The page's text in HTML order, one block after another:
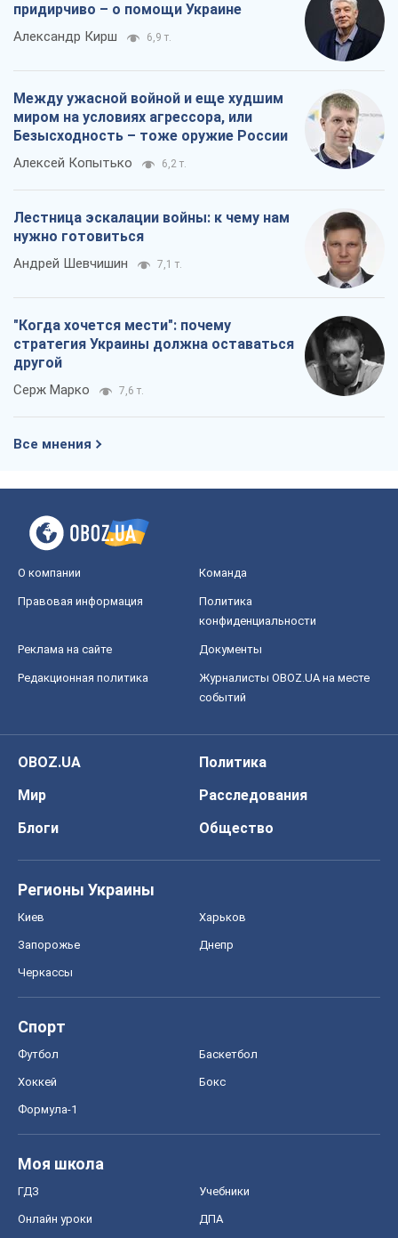
придирчиво – о помощи Украине
Александр Кирш 6,9 т.
Между ужасной войной и еще худшим
миром на условиях агрессора, или
Безысходность – тоже оружие России
Алексей Копытько 6,2 т.
Лестница эскалации войны: к чему нам
нужно готовиться
Андрей Шевчишин 7,1 т.
"Когда хочется мести": почему
стратегия Украины должна оставаться
другой
Серж Марко 7,6 т.
Все мнения
О компании Команда
Правовая информация
Политика
конфиденциальности
Реклама на сайте Документы
Редакционная политика
Журналисты OBOZ.UA на месте
событий
OBOZ.UA
Политика
Мир
Расследования
Блоги
Общество
Регионы Украины
Киев Харьков
Запорожье Днепр
Черкассы
Спорт
Футбол Баскетбол
Хоккей Бокс
Формула-1
Моя школа
ГДЗ Учебники
Онлайн уроки ДПА